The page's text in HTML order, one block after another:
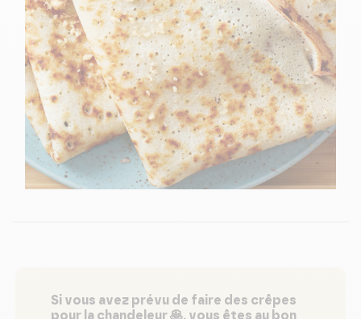
Si vous avez prévu de faire des crêpes
pour la chandeleur 🥞, vous êtes au bon